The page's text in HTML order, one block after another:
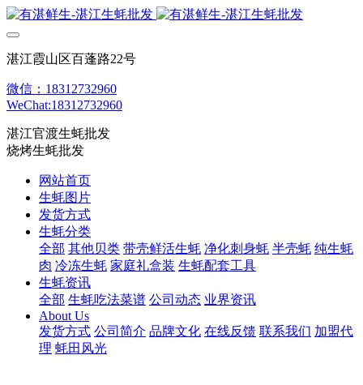
湛江霞山区百蓬路22号
微信：18312732960
WeChat:18312732960
湛江官渡生蚝批发
烧烤生蚝批发
网站首页
生蚝图片
发货方式
生蚝分类
全部 其他贝类 带壳鲜活生蚝 净化刺身蚝 半壳蚝 纯生蚝
肉 冷冻生蚝 家庭礼盒装 生蚝配套工具
生蚝资讯
全部 生蚝吃法菜谱 公司动态 业界资讯
About Us
发货方式 公司简介 品牌文化 在线反馈 联系我们 加盟代
理 蚝田风光